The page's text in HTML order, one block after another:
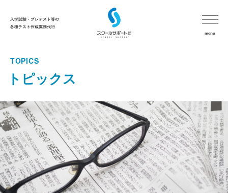
menu
HOME
スクールサポートについて
サービス
納品までのながれ
よくあるご質問
TOPICS
トピックス